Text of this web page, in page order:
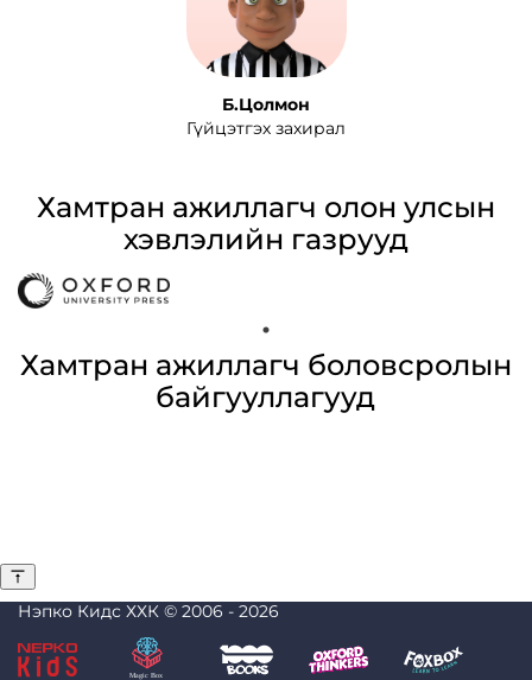
Б.Цолмон
Гүйцэтгэх захирал
Хамтран ажиллагч олон улсын
хэвлэлийн газрууд
Хамтран ажиллагч боловсролын
байгууллагууд
Нэпко Кидс ХХК © 2006 - 2026